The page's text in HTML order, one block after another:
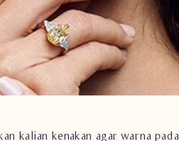
kalian kenakan agar warna pada